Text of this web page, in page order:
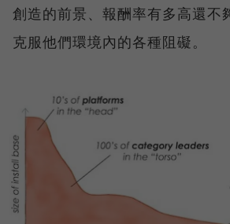
創造的前景、報酬率有多高還不
克服他們環境內的各種阻礙。